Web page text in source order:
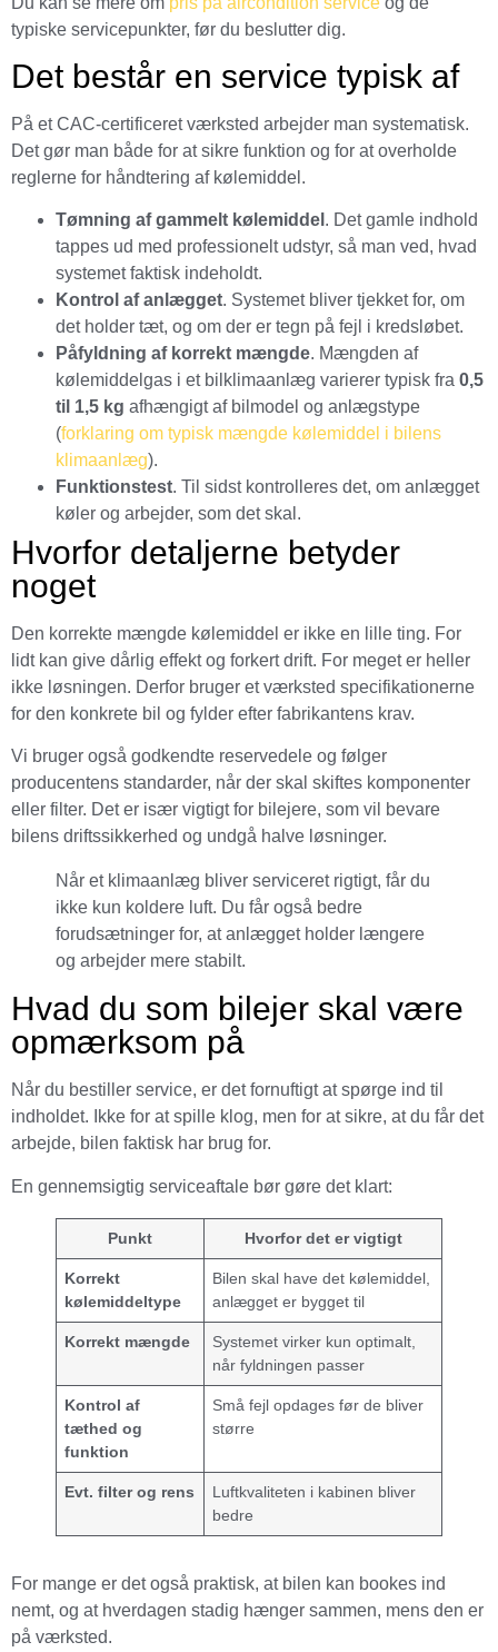
typiske servicepunkter, før du beslutter dig.
Det består en service typisk af
På et CAC-certificeret værksted arbejder man systematisk.
Det gør man både for at sikre funktion og for at overholde
reglerne for håndtering af kølemiddel.
Tømning af gammelt kølemiddel . Det gamle indhold
tappes ud med professionelt udstyr, så man ved, hvad
systemet faktisk indeholdt.
Kontrol af anlægget. Systemet bliver tjekket for, om
det holder tæt, og om der er tegn på fejl i kredsløbet.
Påfyldning af korrekt mængde. Mængden af
kølemiddelgas i et bilklimaanlæg varierer typisk fra 0,5
til 1,5 kg afhængigt af bilmodel og anlægstype
(forklaring om typisk mængde kølemiddel i bilens
klimaanlæg).
Funktionstest. Til sidst kontrolleres det, om anlægget
køler og arbejder, som det skal.
Hvorfor detaljerne betyder
noget
Den korrekte mængde kølemiddel er ikke en lille ting. For
lidt kan give dårlig effekt og forkert drift. For meget er heller
ikke løsningen. Derfor bruger et værksted specifikationerne
for den konkrete bil og fylder efter fabrikantens krav.
Vi bruger også godkendte reservedele og følger
producentens standarder, når der skal skiftes komponenter
eller filter. Det er især vigtigt for bilejere, som vil bevare
bilens driftssikkerhed og undgå halve løsninger.
Når et klimaanlæg bliver serviceret rigtigt, får du
ikke kun koldere luft. Du får også bedre
forudsætninger for, at anlægget holder længere
og arbejder mere stabilt.
Hvad du som bilejer skal være
opmærksom på
Når du bestiller service, er det fornuftigt at spørge ind til
indholdet. Ikke for at spille klog, men for at sikre, at du får det
arbejde, bilen faktisk har brug for.
En gennemsigtig serviceaftale bør gøre det klart:
Punkt Hvorfor det er vigtigt
Korrekt
kølemiddeltype
Bilen skal have det kølemiddel,
anlægget er bygget til
Korrekt mængde
Systemet virker kun optimalt,
når fyldningen passer
Kontrol af
tæthed og
funktion
Små fejl opdages før de bliver
større
Evt. filter og rens
Luftkvaliteten i kabinen bliver
bedre
For mange er det også praktisk, at bilen kan bookes ind
nemt, og at hverdagen stadig hænger sammen, mens den er
på værksted.